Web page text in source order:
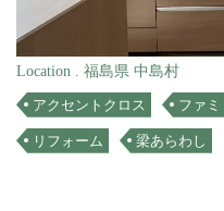
Location . 福島県 中島村
アクセントクロス ファミ
リフォーム 梁あらわし